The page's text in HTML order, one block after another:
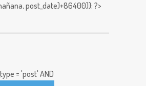
post_date)+86400)); ?>
= 'post' AND